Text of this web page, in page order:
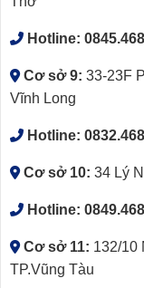
Hotline:
Cơ sở 9: 33-23F
Vĩnh Long
Hotline:
Cơ sở 10: 34 Lý
Hotline:
Cơ sở 11: 132/10
TP.Vũng Tàu